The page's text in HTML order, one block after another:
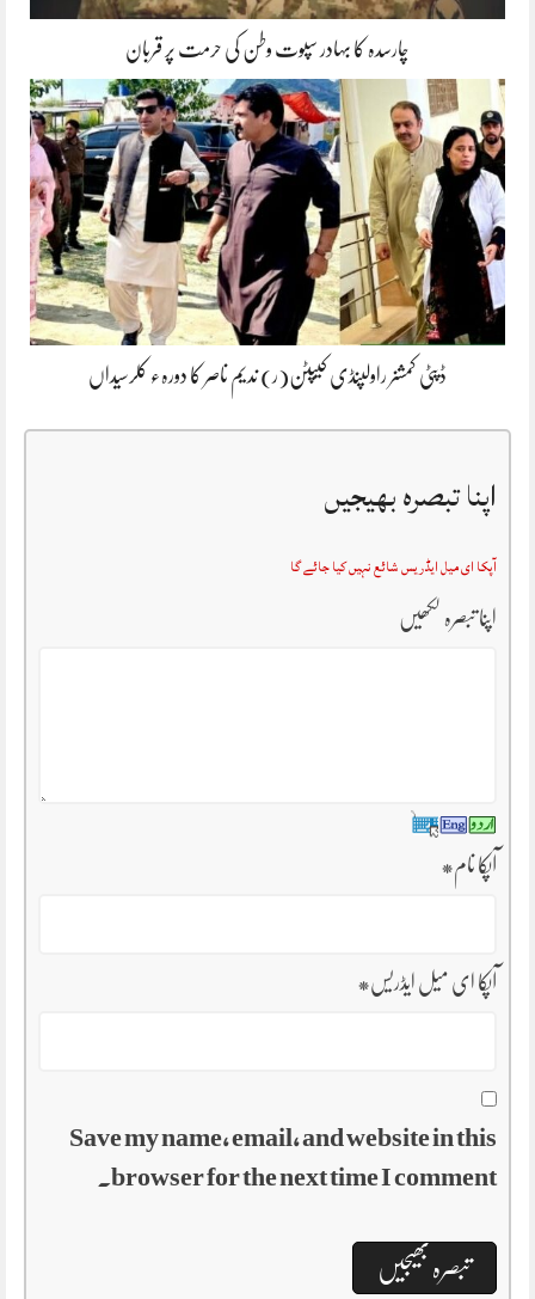
چارسدہ کا بہادر سپوت وطن کی حرمت پر قربان
ڈپٹی کمشنر راولپنڈی کیپٹن(ر) ندیم ناصر کا دورہء کلرسیداں
اپنا تبصرہ بھیجیں
آپکا ای میل ایڈریس شائع نہیں کیا جائے گا
اپنا تبصرہ لکھیں
آپکا نام*
آپکا ای میل ایڈریس*
Save my name, email, and website in this
browser for the next time I comment.